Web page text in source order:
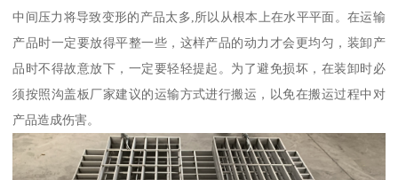
中间压力将导致变形的产品太多,所以从根本上在水平平面。在运输
产品时一定要放得平整一些，这样产品的动力才会更均匀，装卸产
品时不得故意放下，一定要轻轻提起。为了避免损坏，在装卸时必
须按照沟盖板厂家建议的运输方式进行搬运，以免在搬运过程中对
产品造成伤害。